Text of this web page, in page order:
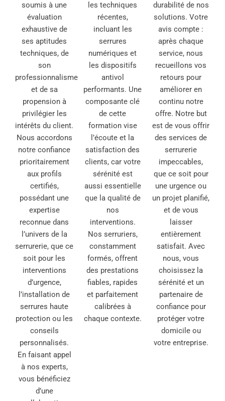
soumis à une
évaluation
exhaustive de
ses aptitudes
techniques, de
son
professionnalisme
et de sa
propension à
privilégier les
intérêts du client.
Nous accordons
notre confiance
prioritairement
aux profils
certifiés,
possédant une
expertise
reconnue dans
l’univers de la
serrurerie, que ce
soit pour les
interventions
d’urgence,
l’installation de
serrures haute
protection ou les
conseils
personnalisés.
En faisant appel
à nos experts,
vous bénéficiez
d’une
les techniques
récentes,
incluant les
serrures
numériques et
les dispositifs
antivol
performants. Une
composante clé
de cette
formation vise
l’écoute et la
satisfaction des
clients, car votre
sérénité est
aussi essentielle
que la qualité de
nos
interventions.
Nos serruriers,
constamment
formés, offrent
des prestations
fiables, rapides
et parfaitement
calibrées à
chaque contexte.
durabilité de nos
solutions. Votre
avis compte :
après chaque
service, nous
recueillons vos
retours pour
améliorer en
continu notre
offre. Notre but
est de vous offrir
des services de
serrurerie
impeccables,
que ce soit pour
une urgence ou
un projet planifié,
et de vous
laisser
entièrement
satisfait. Avec
nous, vous
choisissez la
sérénité et un
partenaire de
confiance pour
protéger votre
domicile ou
votre entreprise.